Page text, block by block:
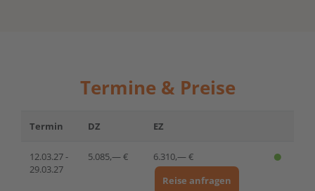
Termine & Preise
Termin DZ EZ
12.03.27 -
29.03.27
5.085,— €
6.310,— €
Reise anfragen